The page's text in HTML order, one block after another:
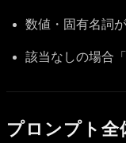
数値・固有名詞
該当なしの場合
プロンプト全